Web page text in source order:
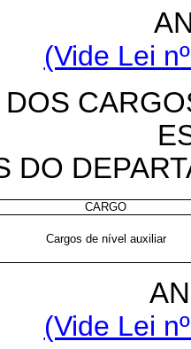
(Vide Lei
DO
CARGO
Cargos de nível auxiliar
(Vide Lei